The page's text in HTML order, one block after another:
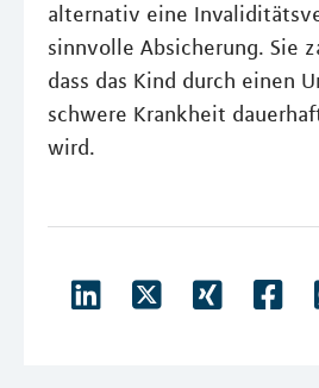
alternativ eine
sinnvolle Absicherung. Sie
dass das Kind durch einen
schwere Krankheit
wird.